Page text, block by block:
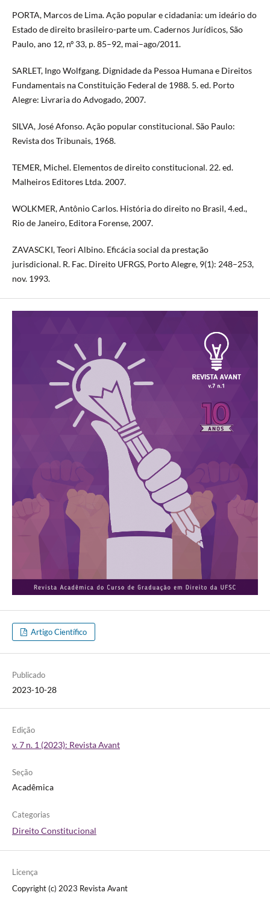
PORTA, Marcos de Lima. Ação popular e cidadania: um ideário do
Estado de direito brasileiro-parte um. Cadernos Jurídicos, São
Paulo, ano 12, nº 33, p. 85–92, mai–ago/2011.
SARLET, Ingo Wolfgang. Dignidade da Pessoa Humana e Direitos
Fundamentais na Constituição Federal de 1988. 5. ed. Porto
Alegre: Livraria do Advogado, 2007.
SILVA, José Afonso. Ação popular constitucional. São Paulo:
Revista dos Tribunais, 1968.
TEMER, Michel. Elementos de direito constitucional. 22. ed.
Malheiros Editores Ltda. 2007.
WOLKMER, Antônio Carlos. História do direito no Brasil, 4.ed.,
Rio de Janeiro, Editora Forense, 2007.
ZAVASCKI, Teori Albino. Eficácia social da prestação
jurisdicional. R. Fac. Direito UFRGS, Porto Alegre, 9(1): 248–253,
nov. 1993.
Artigo Científico
Publicado
2023-10-28
Edição
v. 7 n. 1 (2023): Revista Avant
Seção
Acadêmica
Categorias
Direito Constitucional
Licença
Copyright (c) 2023 Revista Avant